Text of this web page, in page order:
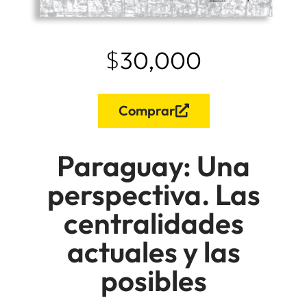
$30,000
Comprar
Paraguay: Una
perspectiva. Las
centralidades
actuales y las
posibles